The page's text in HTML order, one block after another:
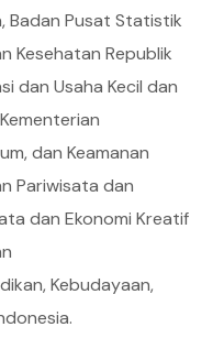
Badan Pusat Statistik
Kesehatan Republik
dan Usaha Kecil dan
dan Keamanan
Pariwisata dan
dan Ekonomi Kreatif
Kebudayaan,